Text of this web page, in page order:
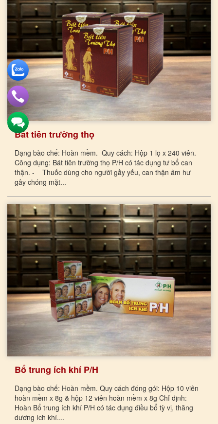
Bát tiên trường thọ
Dạng bào chế: Hoàn mềm. Quy cách: Hộp 1 lọ x 240 viên.
Công dụng: Bát tiên trường thọ P/H có tác dụng tư bổ can
thận. - Thuốc dùng cho người gầy yếu, can thận âm hư
gây chóng mặt...
Bổ trung ích khí P/H
Dạng bào chế: Hoàn mềm. Quy cách đóng gói: Hộp 10 viên
hoàn mềm x 8g & hộp 12 viên hoàn mềm x 8g Chỉ định:
Hoàn Bổ trung ích khí P/H có tác dụng điều bổ tỳ vị, thăng
dương ích khí....